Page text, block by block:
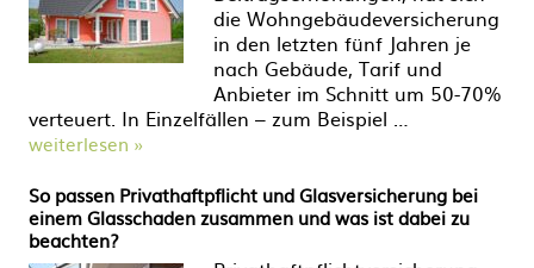
die Wohngebäudeversicherung
in den letzten fünf Jahren je
nach Gebäude, Tarif und
Anbieter im Schnitt um 50-70%
verteuert. In Einzelfällen – zum Beispiel …
weiterlesen »
So passen Privathaftpflicht und Glasversicherung bei
einem Glasschaden zusammen und was ist dabei zu
beachten?